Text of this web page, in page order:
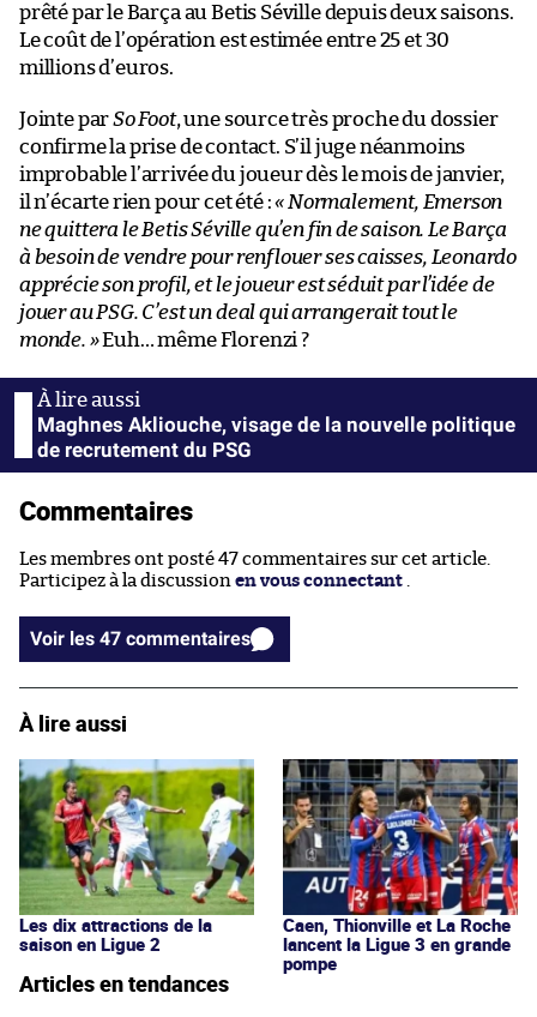
prêté par le Barça au Betis Séville depuis deux saisons.
Le coût de l’opération est estimée entre 25 et 30
millions d’euros.
Jointe parSo Foot, une source très proche du dossier
confirme la prise de contact. S’il juge néanmoins
improbable l’arrivée du joueur dès le mois de janvier,
il n’écarte rien pour cet été :« Normalement, Emerson
ne quittera le Betis Séville qu’en fin de saison. Le Barça
à besoin de vendre pour renflouer ses caisses, Leonardo
apprécie son profil, et le joueur est séduit par l’idée de
jouer au PSG. C’est un deal qui arrangerait tout le
monde. »Euh… même Florenzi ?
Maghnes Akliouche, visage de la nouvelle politique
de recrutement du PSG
Commentaires
Les membres ont posté 47 commentaires sur cet article.
Participez à la discussion en vous connectant
Voir les 47 commentaires
À lire aussi
Les dix attractions de la
saison en Ligue 2
Caen, Thionville et La Roche
lancent la Ligue 3 en grande
pompe
Articles en tendances